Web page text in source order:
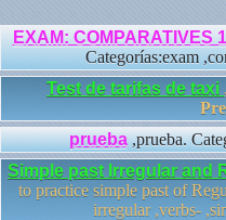
EXAM: COMPARATIVES
Categorías:exam
Test de tarifas de taxi
prueba,prueba.
Simple past Irregular and
to practice simple past of
irregular ,verbs-